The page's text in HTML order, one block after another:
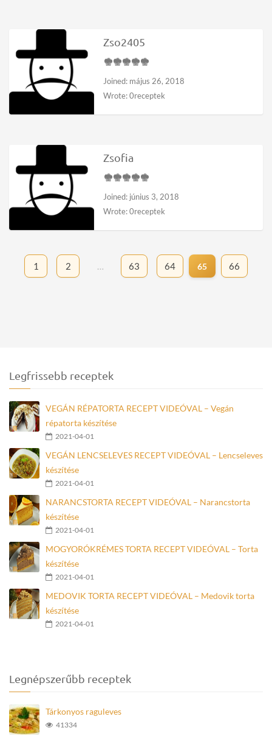
Zso2405
Joined: május 26, 2018
Wrote: 0receptek
Zsofia
Joined: június 3, 2018
Wrote: 0receptek
1 2 63 64 65 66
Legfrissebb receptek
VEGÁN RÉPATORTA RECEPT VIDEÓVAL – Vegán
répatorta készítése
2021-04-01
VEGÁN LENCSELEVES RECEPT VIDEÓVAL – Lencseleves
készítése
2021-04-01
NARANCSTORTA RECEPT VIDEÓVAL – Narancstorta
készítése
2021-04-01
MOGYORÓKRÉMES TORTA RECEPT VIDEÓVAL – Torta
készítése
2021-04-01
MEDOVIK TORTA RECEPT VIDEÓVAL – Medovik torta
készítése
2021-04-01
Legnépszerűbb receptek
Tárkonyos raguleves
41334